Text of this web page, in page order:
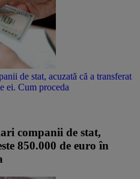
de stat, acuzată că a transferat
ei. Cum proceda
companii de stat,
850.000 de euro în